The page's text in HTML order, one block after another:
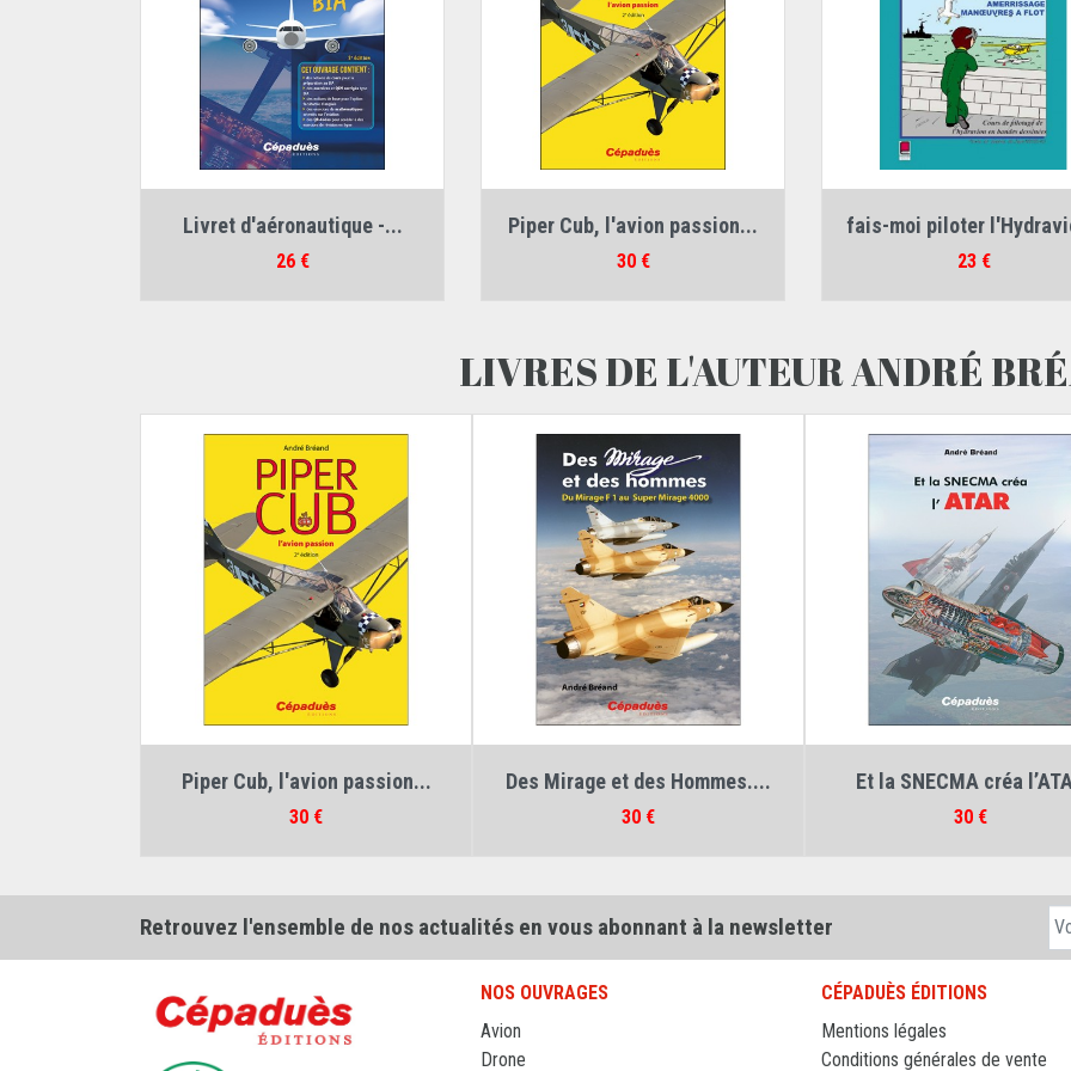
Livret d'aéronautique -...
Prix
26 €
Piper Cub, l'avion passion...
Prix
30 €
fais-moi piloter
Prix
23 €
LIVRES DE L'AUTEUR ANDRÉ
Piper Cub, l'avion passion...
Prix
30 €
Des Mirage et des Hommes....
Prix
30 €
Et la SNECMA créa
Prix
30 €
Retrouvez l'ensemble de nos actualités en vous abonnant à la newsletter
NOS OUVRAGES
Avion
Drone
CÉPADUÈS ÉDITIONS
Mentions légales
Conditions générales de vente